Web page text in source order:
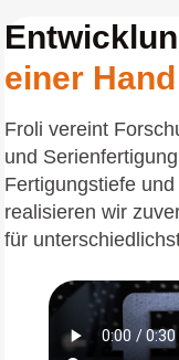
einer Hand
Froli vereint
und
Fertigungstiefe
realisieren wir
für